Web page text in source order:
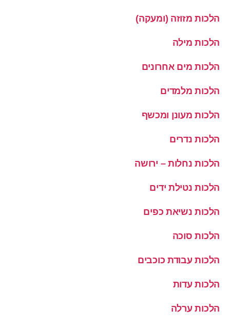
הלכות מזוזה (ומעקה)
הלכות מילה
הלכות מים אחרונים
הלכות מלמדים
הלכות מעונן ומכשף
הלכות נדרים
הלכות נחלות – ירושה
הלכות נטילת ידים
הלכות נשיאת כפים
הלכות סוכה
הלכות עבודת כוכבים
הלכות עדות
הלכות ערלה